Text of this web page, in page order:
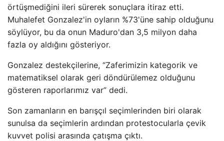
örtüşmediğini ileri sürerek sonuçlara itiraz etti.
Muhalefet Gonzalez'in oyların %73'üne sahip olduğunu
söylüyor, bu da onun Maduro'dan 3,5 milyon daha
fazla oy aldığını gösteriyor.
Gonzalez destekçilerine, “Zaferimizin kategorik ve
matematiksel olarak geri döndürülemez olduğunu
gösteren raporlarımız var” dedi.
Son zamanların en barışçıl seçimlerinden biri olarak
sunulsa da seçimlerin ardından protestocularla çevik
kuvvet polisi arasında çatışma çıktı.